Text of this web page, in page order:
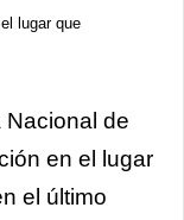
lugar que
de
en el lugar
el último